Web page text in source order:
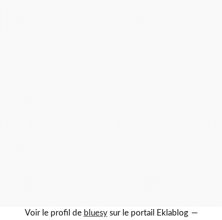
Voir le profil de bluesysur le portail Eklablog